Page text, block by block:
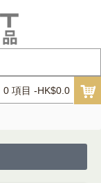
0 項目 -HK$0.0